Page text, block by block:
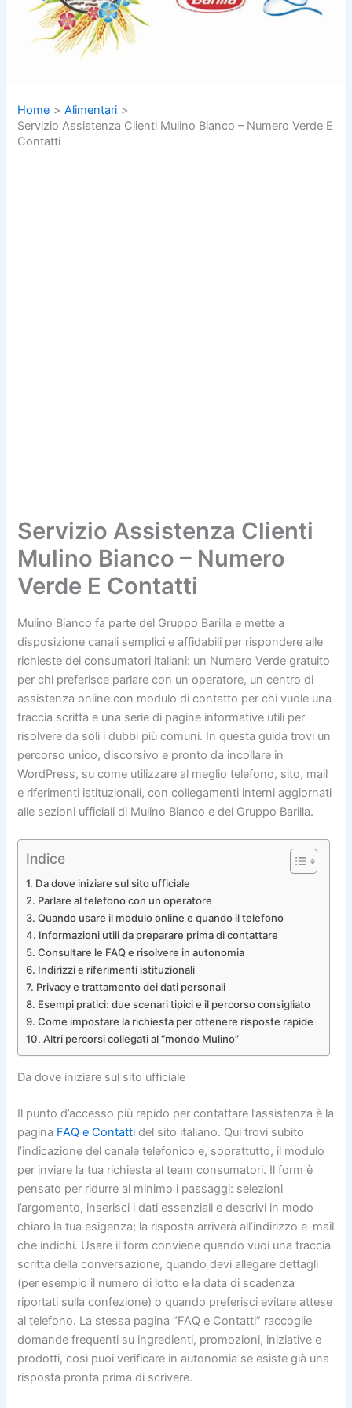
Home
Alimentari
Servizio Assistenza Clienti Mulino Bianco – Numero Verde E
Contatti
Servizio Assistenza Clienti
Mulino Bianco – Numero
Verde E Contatti
Mulino Bianco fa parte del Gruppo Barilla e mette a
disposizione canali semplici e affidabili per rispondere alle
richieste dei consumatori italiani: un Numero Verde gratuito
per chi preferisce parlare con un operatore, un centro di
assistenza online con modulo di contatto per chi vuole una
traccia scritta e una serie di pagine informative utili per
risolvere da soli i dubbi più comuni. In questa guida trovi un
percorso unico, discorsivo e pronto da incollare in
WordPress, su come utilizzare al meglio telefono, sito, mail
e riferimenti istituzionali, con collegamenti interni aggiornati
alle sezioni ufficiali di Mulino Bianco e del Gruppo Barilla.
Indice
Da dove iniziare sul sito ufficiale
Parlare al telefono con un operatore
Quando usare il modulo online e quando il telefono
Informazioni utili da preparare prima di contattare
Consultare le FAQ e risolvere in autonomia
Indirizzi e riferimenti istituzionali
Privacy e trattamento dei dati personali
Esempi pratici: due scenari tipici e il percorso consigliato
Come impostare la richiesta per ottenere risposte rapide
Altri percorsi collegati al “mondo Mulino”
Da dove iniziare sul sito ufficiale
Il punto d’accesso più rapido per contattare l’assistenza è la
pagina FAQ e Contatti del sito italiano. Qui trovi subito
l’indicazione del canale telefonico e, soprattutto, il modulo
per inviare la tua richiesta al team consumatori. Il form è
pensato per ridurre al minimo i passaggi: selezioni
l’argomento, inserisci i dati essenziali e descrivi in modo
chiaro la tua esigenza; la risposta arriverà all’indirizzo e-mail
che indichi. Usare il form conviene quando vuoi una traccia
scritta della conversazione, quando devi allegare dettagli
(per esempio il numero di lotto e la data di scadenza
riportati sulla confezione) o quando preferisci evitare attese
al telefono. La stessa pagina “FAQ e Contatti” raccoglie
domande frequenti su ingredienti, promozioni, iniziative e
prodotti, così puoi verificare in autonomia se esiste già una
risposta pronta prima di scrivere.